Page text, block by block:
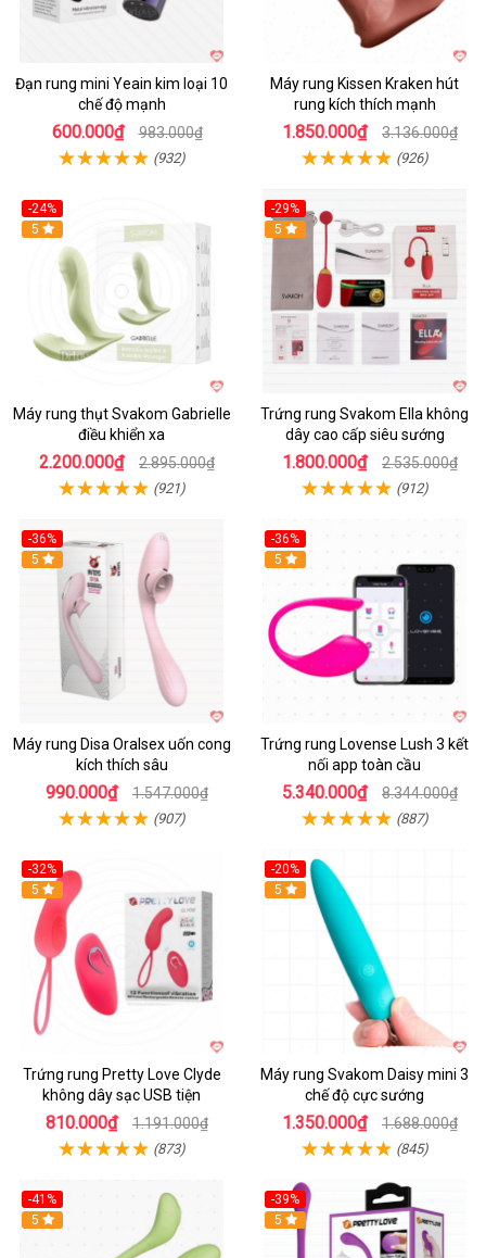
Đạn rung mini Yeain kim loại 10
chế độ mạnh
600.000₫ 983.000₫
(932)
Máy rung Kissen Kraken hút
rung kích thích mạnh
1.850.000₫ 3.136.000₫
(926)
-24%
Hot
5
Máy rung thụt Svakom Gabrielle
điều khiển xa
2.200.000₫ 2.895.000₫
(921)
-29%
5
Trứng rung Svakom Ella không
dây cao cấp siêu sướng
1.800.000₫ 2.535.000₫
(912)
-36%
5
Máy rung Disa Oralsex uốn cong
kích thích sâu
990.000₫ 1.547.000₫
(907)
-36%
Hot
5
Trứng rung Lovense Lush 3 kết
nối app toàn cầu
5.340.000₫ 8.344.000₫
(887)
-32%
5
Trứng rung Pretty Love Clyde
không dây sạc USB tiện
810.000₫ 1.191.000₫
(873)
-20%
5
Máy rung Svakom Daisy mini 3
chế độ cực sướng
1.350.000₫ 1.688.000₫
(845)
-41%
Hot
5
-39%
Hot
5